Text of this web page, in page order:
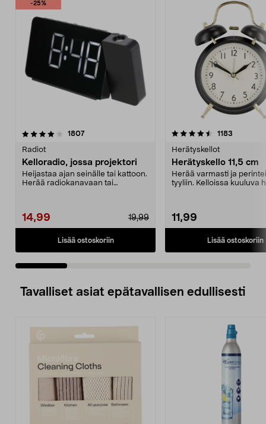
-25%
1807arvostelut
Radiot
Kelloradio, jossa projektori
Heijastaa ajan seinälle tai kattoon.
Herää radiokanavaan tai
14,99 19,99
Lisää ostoskoriin
4.5 viidestä
1183
Herätyskellot
Herätyskello 11,5 cm
Herää varmasti ja
tyyliin. Kelloissa kuuluva
11,99
Lisää ostoskoriin
4.0 viidestä
Tavalliset asiat epätavallisen edullisesti